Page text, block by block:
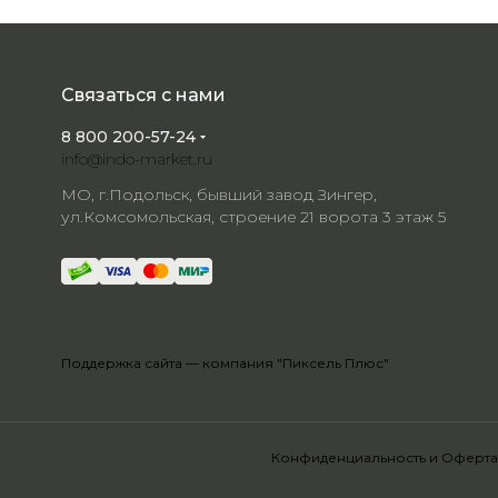
Связаться с нами
8 800 200-57-24
info@indo-market.ru
МО, г.Подольск, бывший завод Зингер,
ул.Комсомольская, строение 21 ворота 3 этаж 5
Поддержка сайта — компания "Пиксель Плюс"
Конфиденциальность и Оферта